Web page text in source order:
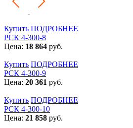
Купить ПОДРОБНЕЕ
РСК 4-300-8
Цена: 18 864 руб.
Купить ПОДРОБНЕЕ
РСК 4-300-9
Цена: 20 361 руб.
Купить ПОДРОБНЕЕ
РСК 4-300-10
Цена: 21 858 руб.